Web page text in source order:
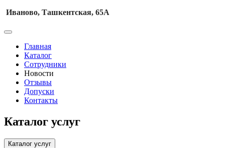
Иваново, Ташкентская, 65А
Главная
Каталог
Сотрудники
Новости
Отзывы
Допуски
Контакты
Каталог услуг
Каталог услуг